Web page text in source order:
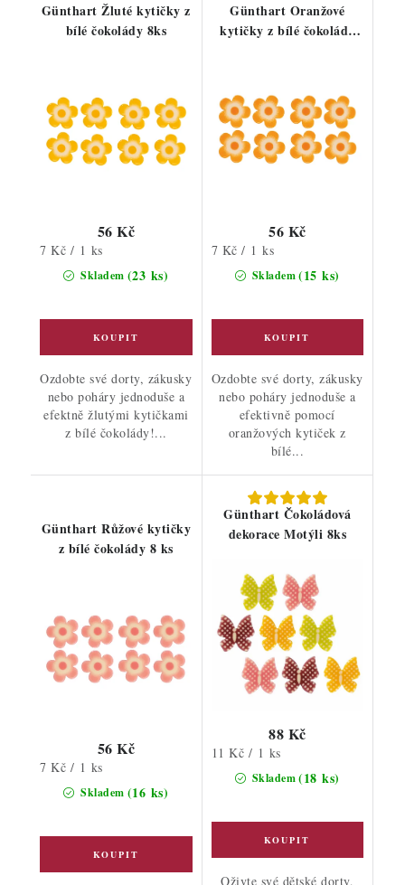
Günthart Žluté kytičky z
bílé čokolády 8ks
Skladem (23 ks)
56 Kč
Měrná
cena:
7 Kč / 1 ks
Ozdobte své dorty, zákusky
nebo poháry jednoduše a
efektně žlutými kytičkami
z bílé čokolády!...
Günthart Oranžové
kytičky z bílé čokolády
Skladem(15 ks)
56 Kč
Měrná
cena:
7 Kč / 1 ks
Ozdobte své dorty, zákusky
nebo poháry jednoduše a
efektivně pomocí
oranžových kytiček z
bílé...
Günthart Růžové kytičky
z bílé čokolády 8 ks
Skladem (16 ks)
56 Kč
Měrná
cena:
7 Kč / 1 ks
Günthart Čokoládová
dekorace Motýli 8ks
Skladem(18 ks)
88 Kč
Měrná
cena:
11 Kč / 1 ks
Oživte své dětské dorty,